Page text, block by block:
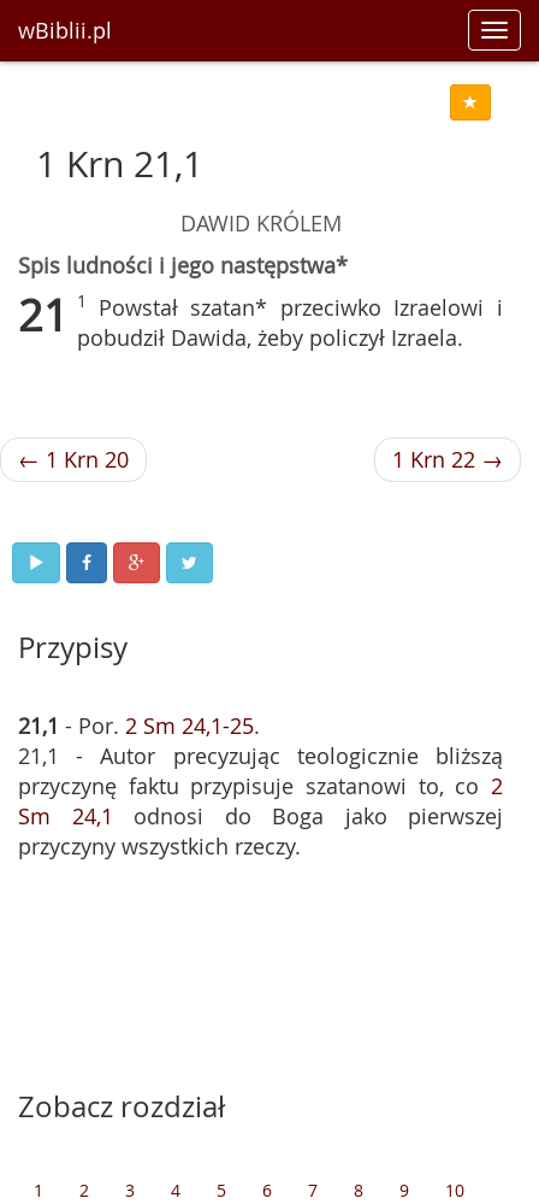
wBiblii.pl
1 Krn 21,1
DAWID KRÓLEM
Spis ludności i jego następstwa*
21 1 Powstał szatan* przeciwko Izraelowi i
pobudził Dawida, żeby policzył Izraela.
← 1 Krn 20 1 Krn 22 →
Przypisy
21,1 - Por. 2 Sm 24,1-25.
21,1 - Autor precyzując teologicznie bliższą
przyczynę faktu przypisuje szatanowi to, co 2
Sm 24,1
odnosi do Boga jako pierwszej
przyczyny wszystkich rzeczy.
Zobacz rozdział
1 2 3 4 5 6 7 8 9
10